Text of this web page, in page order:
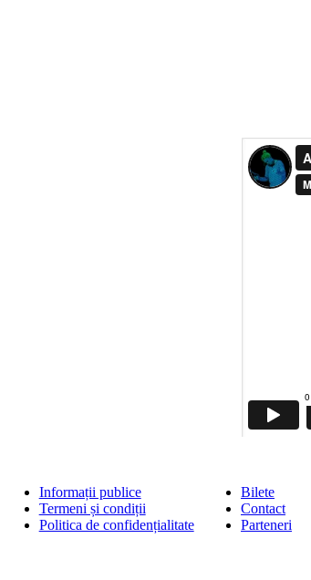
Informații publice
Termeni și condiții
Politica de confidențialitate
Bilete
Contact
Parteneri